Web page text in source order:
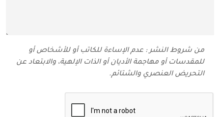
من شروط النشر : عدم الإساءة للكاتب أو للأشخاص أو
للمقدسات أو مهاجمة الأديان أو الذات الإلهية، والابتعاد عن
التحريض العنصري والشتائم‬.